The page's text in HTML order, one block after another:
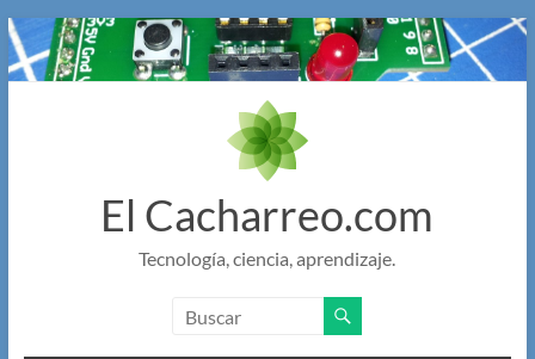
Saltar
al
contenido
El Cacharreo.com
Tecnología, ciencia, aprendizaje.